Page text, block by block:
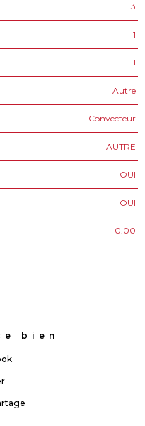
3
1
1
Autre
Convecteur
AUTRE
OUI
OUI
0.00
bien